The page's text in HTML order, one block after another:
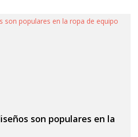
son populares en la